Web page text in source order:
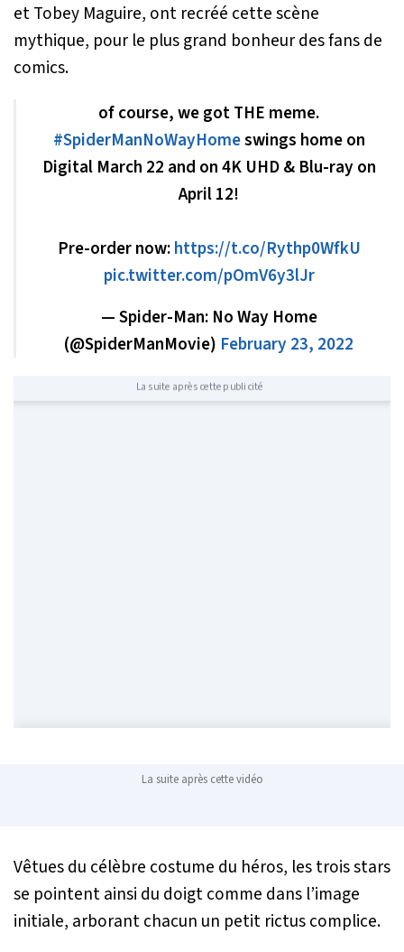
et Tobey Maguire, ont recréé cette scène
mythique, pour le plus grand bonheur des fans de
comics.
of course, we got THE meme.
#SpiderManNoWayHomeswings home on
Digital March 22 and on 4K UHD & Blu-ray on
April 12!
Pre-order now:https://t.co/Rythp0WfkU
pic.twitter.com/pOmV6y3lJr
— Spider-Man: No Way Home
(@SpiderManMovie) February 23, 2022
La suite après cette publicité
La suite après cette vidéo
Vêtues du célèbre costume du héros, les trois stars
se pointent ainsi du doigt comme dans l’image
initiale, arborant chacun un petit rictus complice.